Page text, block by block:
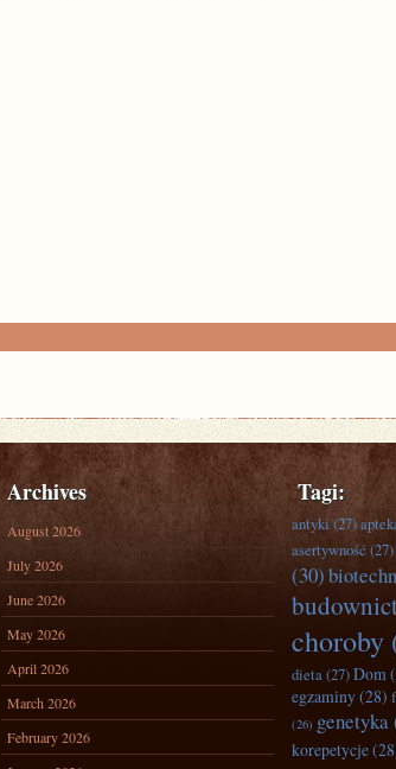
Archives
August 2026
July 2026
June 2026
May 2026
April 2026
March 2026
February 2026
Tagi:
antyki(27)
asertywność (27)
(30)
choroby
dieta(27)Dom
egzaminy(28)
(26) genetyka
korepetycje